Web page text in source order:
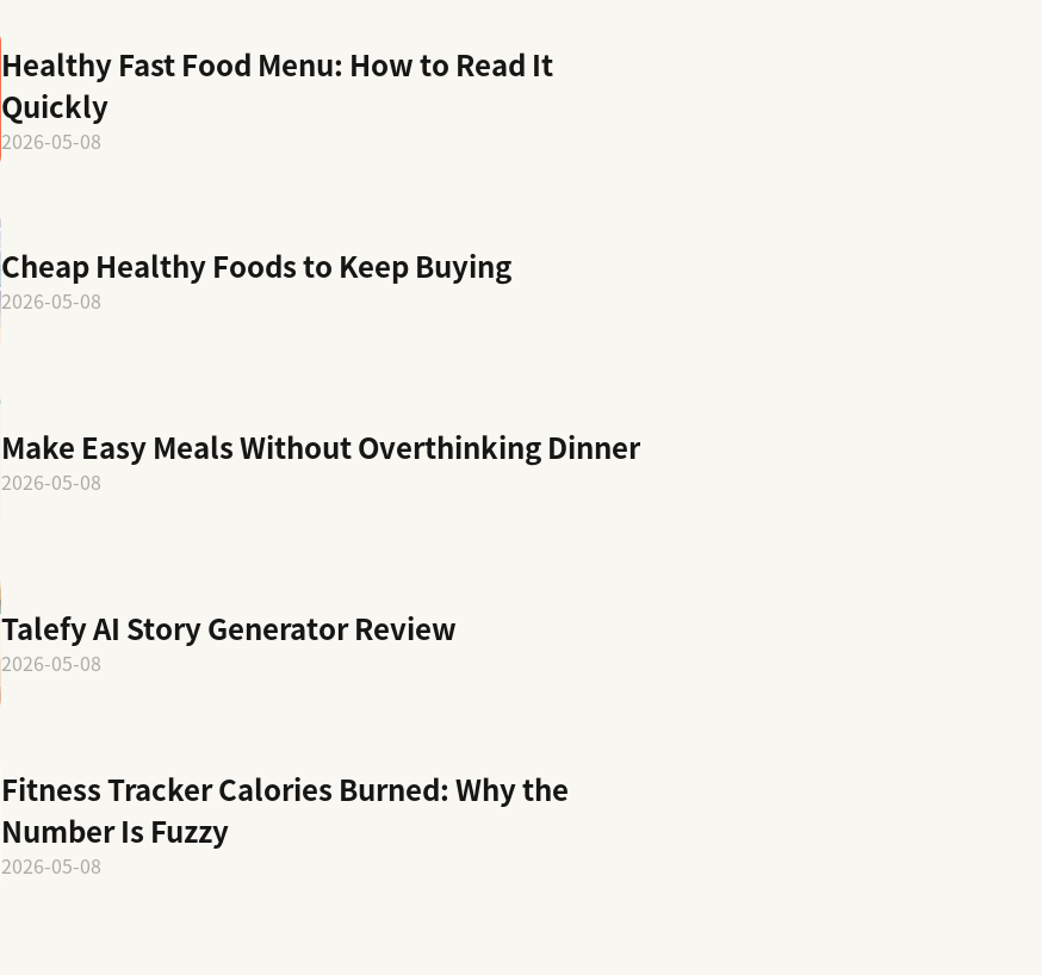
Healthy Fast Food Menu: How to Read It
Quickly
2026-05-08
Cheap Healthy Foods to Keep Buying
2026-05-08
Make Easy Meals Without Overthinking Dinner
2026-05-08
Talefy AI Story Generator Review
2026-05-08
Fitness Tracker Calories Burned: Why the
Number Is Fuzzy
2026-05-08